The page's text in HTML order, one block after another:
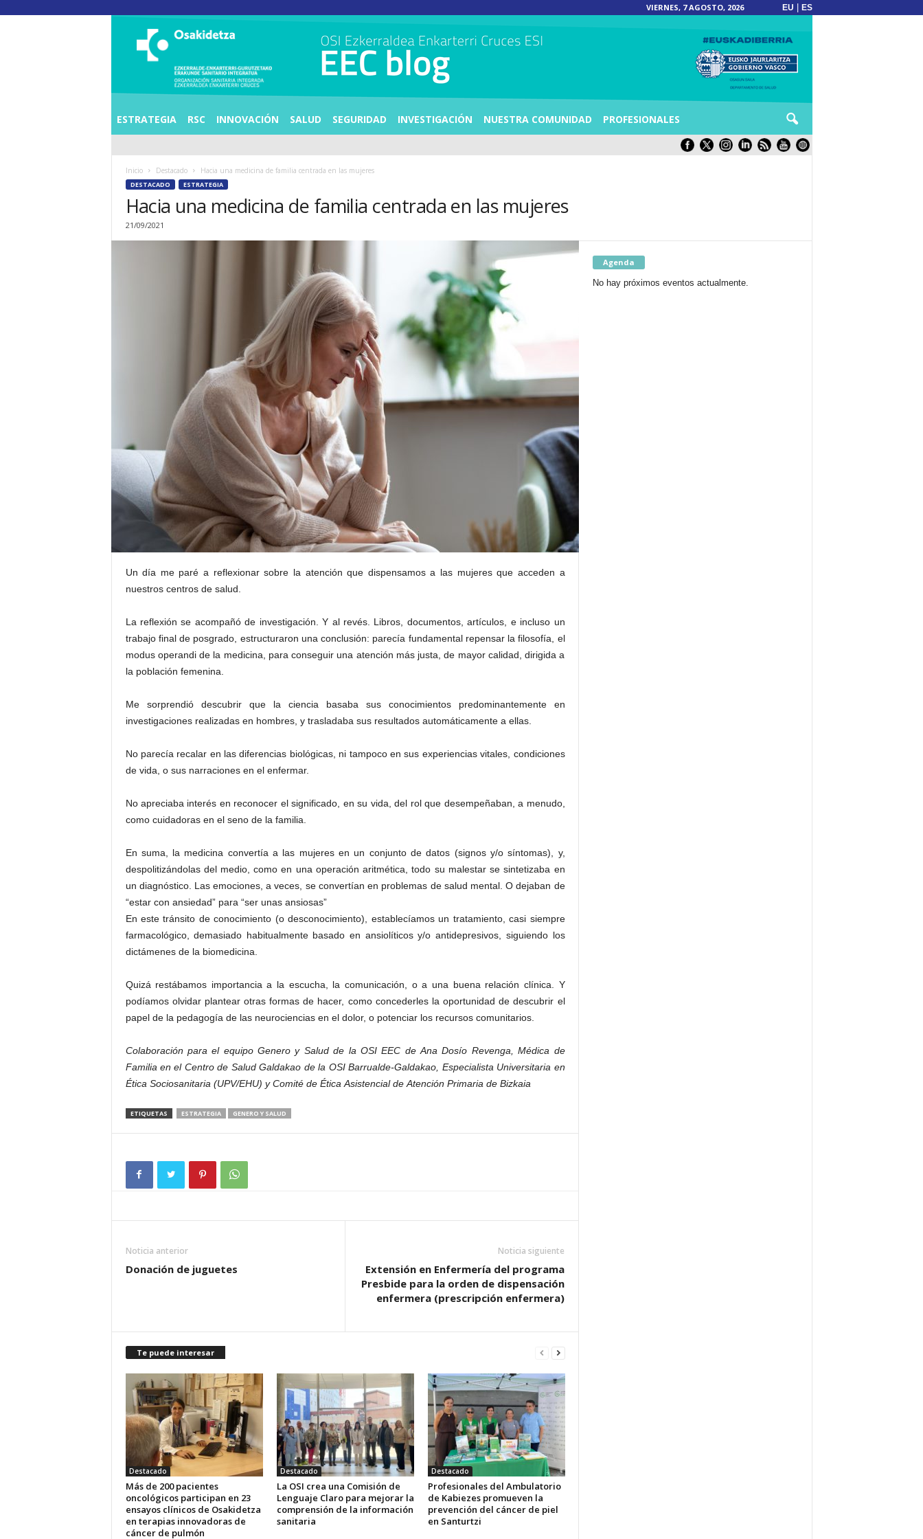
VIERNES, 7 AGOSTO, 2026 EU ES
A
N
ESTRATEGIA RSC INNOVACIÓN SALUD SEGURIDAD INVESTIGACIÓN NUESTRA COMUNIDAD PROFESIONALES
Inicio Destacado Hacia una medicina de familia centrada en las mujeres
DESTACADO ESTRATEGIA
Hacia una medicina de familia centrada en las mujeres
21/09/2021
Un día me paré a reflexionar sobre la atención que dispensamos a las mujeres que acceden a
nuestros centros de salud.
La reflexión se acompañó de investigación. Y al revés. Libros, documentos, artículos, e incluso un
trabajo final de posgrado, estructuraron una conclusión: parecía fundamental repensar la filosofía, el
modus operandi de la medicina, para conseguir una atención más justa, de mayor calidad, dirigida a
la población femenina.
Me sorprendió descubrir que la ciencia basaba sus conocimientos predominantemente en
investigaciones realizadas en hombres, y trasladaba sus resultados automáticamente a ellas.
No parecía recalar en las diferencias biológicas, ni tampoco en sus experiencias vitales, condiciones
de vida, o sus narraciones en el enfermar.
No apreciaba interés en reconocer el significado, en su vida, del rol que desempeñaban, a menudo,
como cuidadoras en el seno de la familia.
En suma, la medicina convertía a las mujeres en un conjunto de datos (signos y/o síntomas), y,
despolitizándolas del medio, como en una operación aritmética, todo su malestar se sintetizaba en
un diagnóstico. Las emociones, a veces, se convertían en problemas de salud mental. O dejaban de
“estar con ansiedad” para “ser unas ansiosas”
En este tránsito de conocimiento (o desconocimiento), establecíamos un tratamiento, casi siempre
farmacológico, demasiado habitualmente basado en ansiolíticos y/o antidepresivos, siguiendo los
dictámenes de la biomedicina.
Quizá restábamos importancia a la escucha, la comunicación, o a una buena relación clínica. Y
podíamos olvidar plantear otras formas de hacer, como concederles la oportunidad de descubrir el
papel de la pedagogía de las neurociencias en el dolor, o potenciar los recursos comunitarios.
Colaboración para el equipo Genero y Salud de la OSI EEC de Ana Dosío Revenga, Médica de
Familia en el Centro de Salud Galdakao de la OSI Barrualde-Galdakao, Especialista Universitaria en
Ética Sociosanitaria (UPV/EHU) y Comité de Ética Asistencial de Atención Primaria de Bizkaia
ETIQUETAS ESTRATEGIA GENERO Y SALUD
Noticia anterior
Donación de juguetes
Noticia siguiente
Extensión en Enfermería del programa
Presbide para la orden de dispensación
enfermera (prescripción enfermera)
Te puede interesar
Destacado
Más de 200 pacientes
oncológicos participan en 23
ensayos clínicos de Osakidetza
en terapias innovadoras de
cáncer de pulmón
Destacado
La OSI crea una Comisión de
Lenguaje Claro para mejorar la
comprensión de la información
sanitaria
Destacado
Profesionales del Ambulatorio
de Kabiezes promueven la
prevención del cáncer de piel
en Santurtzi
Agenda
No hay próximos eventos actualmente.